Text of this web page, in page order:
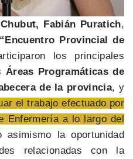
Fabián Puratich,
“Encuentro Provincial de
los principales
Áreas Programáticas de
de la provincia, y
el trabajo efectuado por
Enfermería a lo largo del
asimismo la oportunidad
relacionadas con la